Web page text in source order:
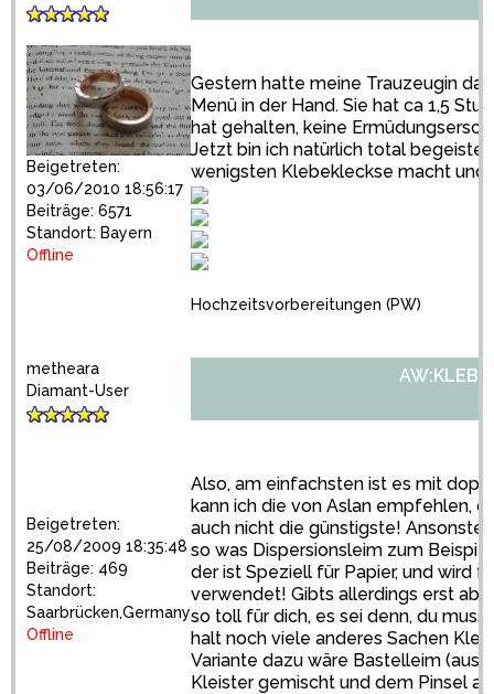
Beigetreten:
03/06/2010 18:56:17
Beiträge: 6571
Standort: Bayern
Offline
Gestern hatte meine Trauzeugin
Menü in der Hand. Sie hat ca 1,5
hat gehalten, keine
Jetzt bin ich natürlich total
wenigsten Klebekleckse macht und
Hochzeitsvorbereitungen (PW)
metheara
Diamant-User
Beigetreten:
25/08/2009 18:35:48
Beiträge: 469
Standort:
Saarbrücken,Germany
Offline
Also, am einfachsten ist es mit
kann ich die von Aslan empfehlen,
auch nicht die günstigste!
so was Dispersionsleim zum
der ist Speziell für Papier, und wird
verwendet! Gibts allerdings erst ab
so toll für dich, es sei denn, du
halt noch viele anderes Sachen
Variante dazu wäre Bastelleim
Kleister gemischt und dem Pinsel